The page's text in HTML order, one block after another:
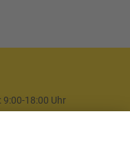
9:00-18:00 Uhr